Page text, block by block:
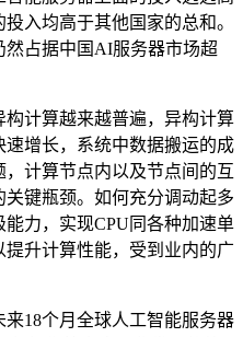
入均高于其他国家的总和。
然占据中国AI服务器市场超
计算越来越普遍，异构计算
增长，系统中数据搬运的成
计算节点内以及节点间的互
键瓶颈。如何充分调动起多
力，实现CPU同各种加速单
升计算性能，受到业内的广
18个月全球人工智能服务器